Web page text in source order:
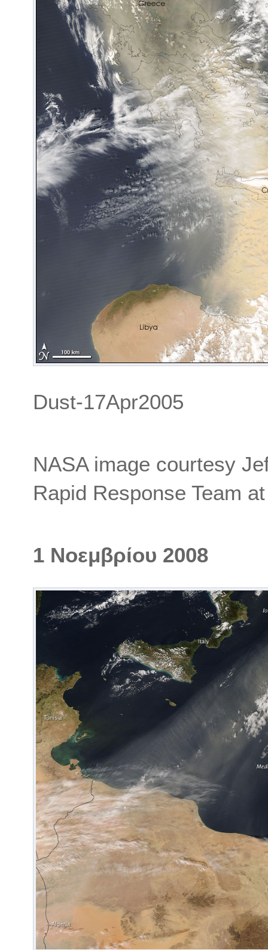
Dust-17Apr2005
NASA image courtesy
Rapid Response Team
1 Νοεμβρίου 2008